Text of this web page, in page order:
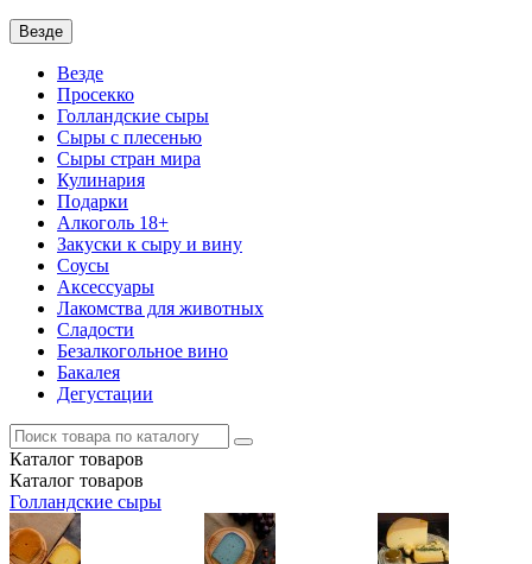
Везде
Везде
Просекко
Голландские сыры
Сыры с плесенью
Сыры стран мира
Кулинария
Подарки
Алкоголь 18+
Закуски к сыру и вину
Соусы
Аксессуары
Лакомства для животных
Сладости
Безалкогольное вино
Бакалея
Дегустации
Каталог товаров
Каталог товаров
Голландские сыры